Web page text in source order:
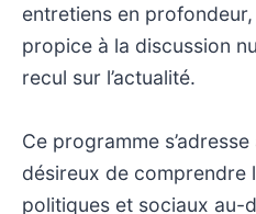
entretiens en
propice à la discussion
recul sur l’actualité.
Ce programme
désireux de comprendre
politiques et sociaux au-